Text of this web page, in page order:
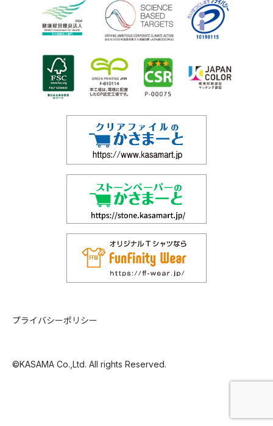
©KASAMA Co.,Ltd. All rights Reserved.
プライバシーポリシー